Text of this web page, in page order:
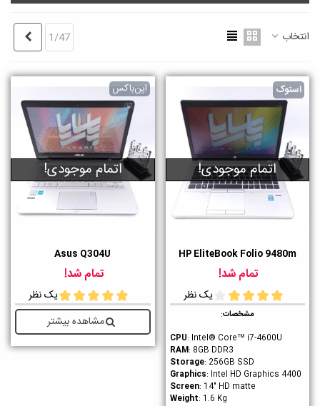
انتخاب 1/47
استوک
اتمام موجودی!
HP EliteBook Folio 9480m
تمام شد!
یک نظر
مشخصات:
CPU: Intel® Core™ i7-4600U
RAM: 8GB DDR3
Storage: 256GB SSD
Graphics: Intel HD Graphics 4400
Screen: 14" HD matte
Weight: 1.6 Kg
اپن‌باکس
اتمام موجودی!
Asus Q304U
تمام شد!
یک نظر
مشاهده بیشتر